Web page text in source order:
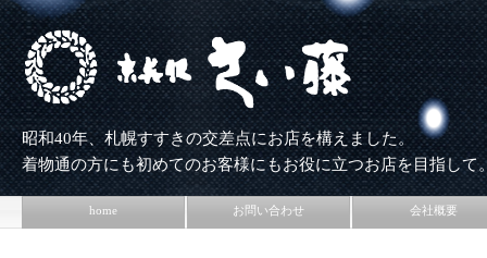
昭和40年、札幌すすきの交差点にお店を構えました。
着物通の方にも初めてのお客様にもお役に立つお店を目指して
home お問い合わせ 会社概要